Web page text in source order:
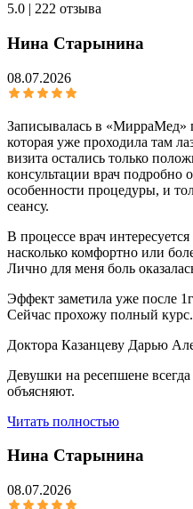
5.0 | 222 отзыва
Нина Старынина
08.07.2026
Записывалась в «МирраМед»
которая уже проходила там
визита остались только
консультации врач подробно
особенности процедуры, и
сеансу.
В процессе врач
насколько комфортно или
Лично для меня боль
Эффект заметила уже после
Сейчас прохожу полный курс.
Доктора Казанцеву Дарью
Девушки на ресепшене
объясняют.
Читать полностью
Нина Старынина
08.07.2026